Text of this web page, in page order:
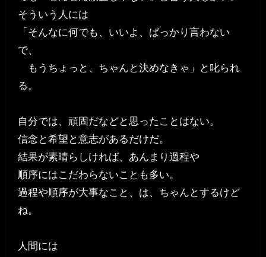
そういう人には
「そんなに何でも、いいよ、ばっかり言わない
で、
もうちょっと、ちゃんと決めなきゃ」と叱られ
る。
自分では、頑固だなどと思ったことはない。
信念と希望と意志があるだけだ。
結果が素晴らしければ、あんまり過程や
順序にはこだわらないことも多い。
過程や順序が大事なこと、は、ちゃんとするけど
ね。
人間には